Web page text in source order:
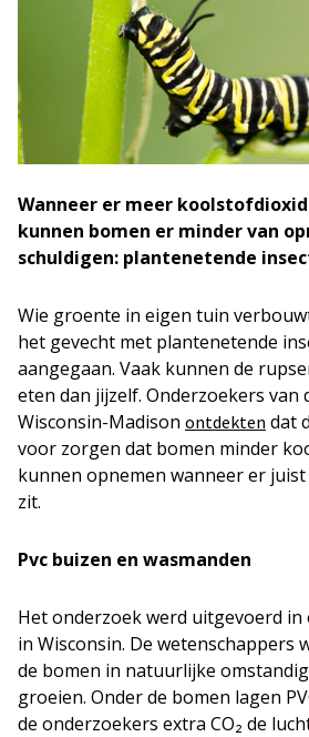
Wanneer er meer
kunnen bomen er minder van
schuldigen: plantenetende
Wie groente in eigen tuin
het gevecht met plantenetende
aangegaan. Vaak kunnen de
eten dan jijzelf. Onderzoekers van
Wisconsin-Madison ontdekten dat
voor zorgen dat bomen minder
kunnen opnemen wanneer er
zit.
Pvc buizen en wasmanden
Het onderzoek werd uitgevoerd in
in Wisconsin. De wetenschappers
de bomen in natuurlijke
groeien. Onder de bomen lagen
de onderzoekers extra CO₂ de